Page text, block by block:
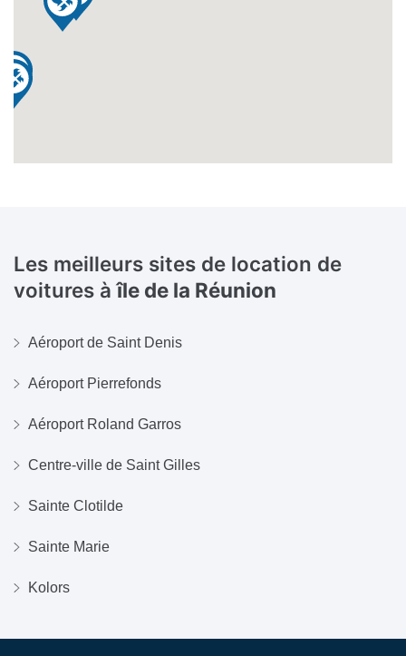
Les meilleurs sites de location de
voitures àîle de la Réunion
Aéroport de Saint Denis
Aéroport Pierrefonds
Aéroport Roland Garros
Centre-ville de Saint Gilles
Sainte Clotilde
Sainte Marie
Kolors